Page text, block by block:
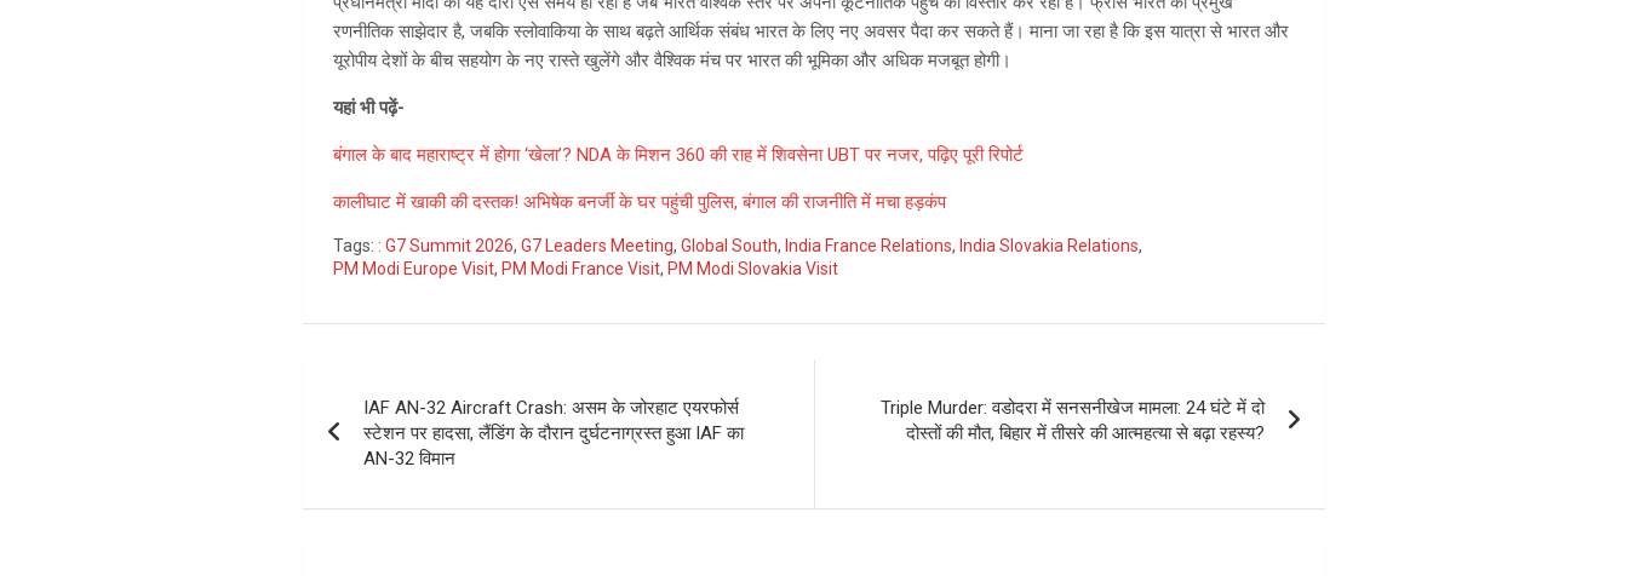
रणनीतिक साझेदार है, जबकि स्लोवाकिया के साथ बढ़ते आर्थिक संबंध भारत के लिए नए अवसर पैदा कर सकते हैं। माना जा रहा है कि इस यात्रा से भारत और
यूरोपीय देशों के बीच सहयोग के नए रास्ते खुलेंगे और वैश्विक मंच पर भारत की भूमिका और अधिक मजबूत होगी।
यहां भी पढ़ें-
बंगाल के बाद महाराष्ट्र में होगा ‘खेला’? NDA के मिशन 360 की राह में शिवसेना UBT पर नजर, पढ़िए पूरी रिपोर्ट
कालीघाट में खाकी की दस्तक! अभिषेक बनर्जी के घर पहुंची पुलिस, बंगाल की राजनीति में मचा हड़कंप
Tags: : G7 Summit 2026,G7 Leaders Meeting,Global South, India France Relations, India Slovakia Relations,
PM Modi Europe Visit, PM Modi France Visit, PM Modi Slovakia Visit
navigation
IAF AN-32 Aircraft Crash: असम के जोरहाट एयरफोर्स
स्टेशन पर हादसा, लैंडिंग के दौरान दुर्घटनाग्रस्त हुआ IAF का
AN-32 विमान
Triple Murder: वडोदरा में सनसनीखेज मामला: 24 घंटे में दो
दोस्तों की मौत, बिहार में तीसरे की आत्महत्या से बढ़ा रहस्य?